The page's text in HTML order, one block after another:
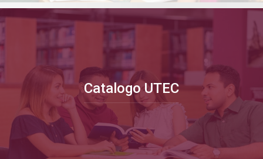
Catalogo UTEC